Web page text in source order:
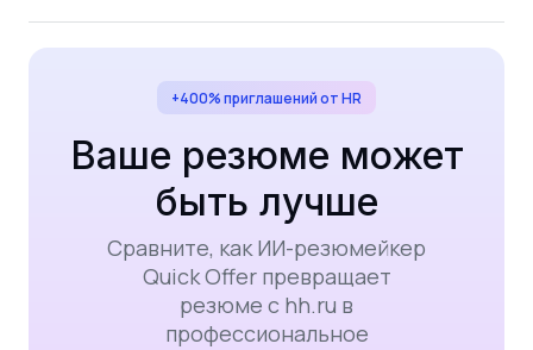
+400% приглашений от HR
Ваше резюме может
быть лучше
Сравните, как ИИ-резюмейкер
Quick Offer превращает
резюме с hh.ru в
профессиональное